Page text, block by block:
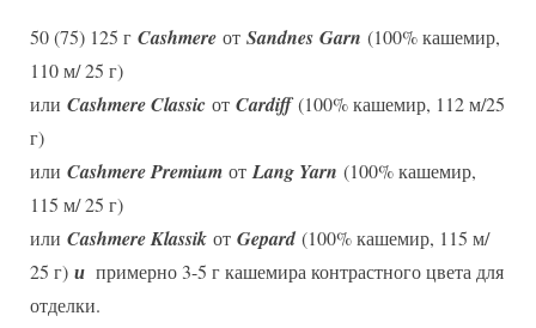
50 (75) 125 г Cashmere от Sandnes Garn (100% кашемир,
110 м/ 25 г)
или Cashmere Classic от Cardiff(100% кашемир, 112 м/25
г)
или Cashmere Premium от Lang Yarn (100% кашемир,
115 м/ 25 г)
или Cashmere Klassik от Gepard (100% кашемир, 115 м/
25 г) и примерно 3-5 г кашемира контрастного цвета для
отделки.